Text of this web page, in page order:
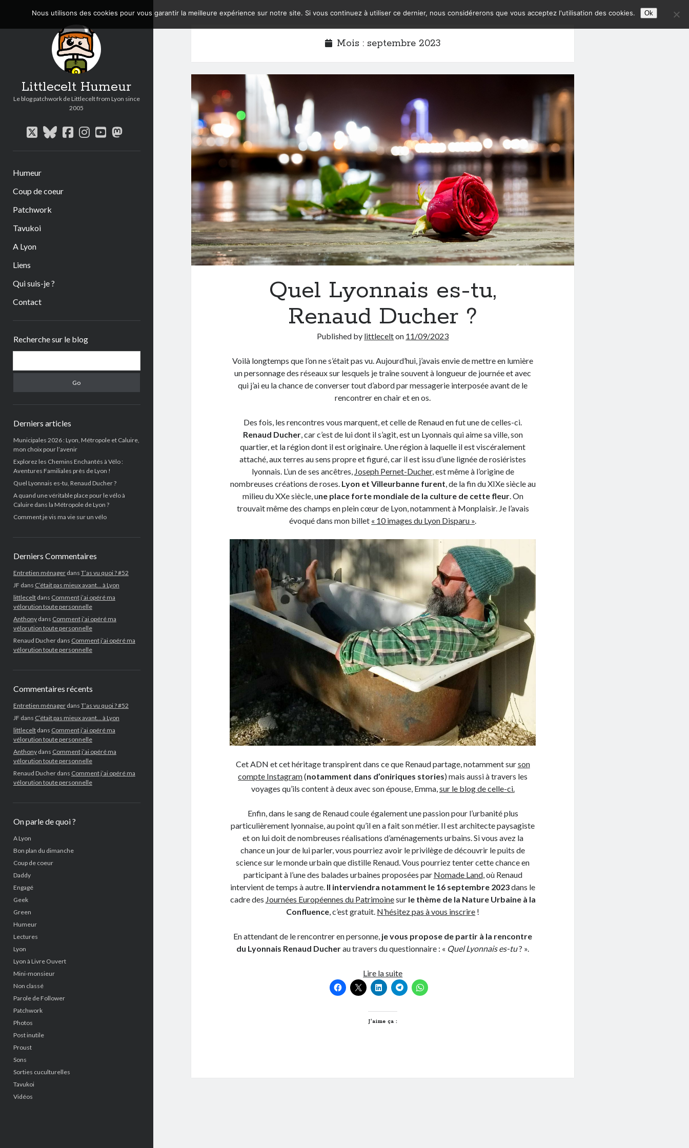
Littlecelt Humeur
Le blog patchwork de Littlecelt from Lyon since
2005
twitterbluesky
facebook
instagram
youtube
mastodon
Humeur
Coup de coeur
Patchwork
Tavukoi
A Lyon
Liens
Qui suis-je ?
Contact
Recherche sur le blog
Derniers articles
Municipales 2026 : Lyon, Métropole et Caluire,
mon choix pour l’avenir
Explorez les Chemins Enchantés à Vélo :
Aventures Familiales près de Lyon !
Quel Lyonnais es-tu, Renaud Ducher ?
A quand une véritable place pour le vélo à
Caluire dans la Métropole de Lyon ?
Comment je vis ma vie sur un vélo
Derniers Commentaires
Entretien ménagerdans T’as vu quoi ? #52
JF dans C’était pas mieux avant… à Lyon
littleceltdans Comment j’ai opéré ma
vélorution toute personnelle
Anthonydans Comment j’ai opéré ma
vélorution toute personnelle
Renaud Ducherdans Comment j’ai opéré ma
vélorution toute personnelle
Commentaires récents
Entretien ménagerdans T’as vu quoi ? #52
JF dans C’était pas mieux avant… à Lyon
littleceltdans Comment j’ai opéré ma
vélorution toute personnelle
Anthonydans Comment j’ai opéré ma
vélorution toute personnelle
Renaud Ducherdans Comment j’ai opéré ma
vélorution toute personnelle
On parle de quoi ?
A Lyon
Bon plan du dimanche
Coup de coeur
Daddy
Engagé
Geek
Green
Humeur
Lectures
Lyon
Lyon à Livre Ouvert
Mini-monsieur
Non classé
Parole de Follower
Patchwork
Photos
Post inutile
Proust
Sons
Sorties cuculturelles
Tavukoi
Vidéos
Mois : septembre 2023
Quel Lyonnais es-tu,
Renaud Ducher ?
Published by littlecelton 11/09/2023
Voilà longtemps que l’on ne s’était pas vu. Aujourd’hui, j’avais envie de mettre en lumière
un personnage des réseaux sur lesquels je traîne souvent à longueur de journée et avec
qui j’ai eu la chance de converser tout d’abord par messagerie interposée avant de le
rencontrer en chair et en os.
Des fois, les rencontres vous marquent, et celle de Renaud en fut une de celles-ci.
Renaud Ducher, car c’est de lui dont il s’agit, est un Lyonnais qui aime sa ville, son
quartier, et la région dont il est originaire. Une région à laquelle il est viscéralement
attaché, aux terres au sens propre et figuré, car il est issu d’une lignée de rosiéristes
lyonnais. L’un de ses ancêtres, Joseph Pernet-Ducher, est même à l’origine de
nombreuses créations de roses. Lyon et Villeurbanne furent, de la fin du XIXe siècle au
milieu du XXe siècle, une place forte mondiale de la culture de cette fleur. On
trouvait même des champs en plein cœur de Lyon, notamment à Monplaisir. Je l’avais
évoqué dans mon billet « 10 images du Lyon Disparu ».
Cet ADN et cet héritage transpirent dans ce que Renaud partage, notamment surson
compte Instagram(notamment dans d’oniriques stories) mais aussi à travers les
voyages qu’ils content à deux avec son épouse, Emma,sur le blog de celle-ci.
Enfin, dans le sang de Renaud coule également une passion pour l’urbanité plus
particulièrement lyonnaise, au point qu’il en a fait son métier. Il est architecte paysagiste
et on lui doit de nombreuses réalisations d’aménagements urbains. Si vous avez la
chance un jour de lui parler, vous pourriez avoir le privilège de découvrir le puits de
science sur le monde urbain que distille Renaud. Vous pourriez tenter cette chance en
participant à l’une des balades urbaines proposées par Nomade Land, où Renaud
intervient de temps à autre. Il interviendra notamment le 16 septembre 2023dans le
cadre des Journées Européennes du Patrimoinesur le thème de la Nature Urbaine à la
Confluence, c’est gratuit. N’hésitez pas à vous inscrire !
En attendant de le rencontrer en personne, je vous propose de partir à la rencontre
du Lyonnais Renaud Ducherau travers du questionnaire : « Quel Lyonnais es-tu? ».
Lire la suiteQuel
Lyonnais
es-
J’aime ça :
Nous utilisons des cookies pour vous garantir la meilleure expérience sur notre site. Si vous continuez à utiliser ce dernier, nous considérerons que vous acceptez l'utilisation des cookies. Ok